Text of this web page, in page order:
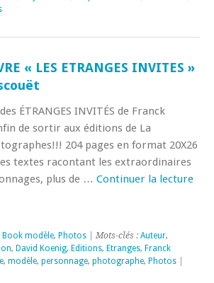
« LES ETRANGES INVITES »
ÉTRANGES INVITÉS de Franck
de sortir aux éditions de La
204 pages en format 20X26
textes racontant les extraordinaires
plus de … Continuer la lecture
Book modèle, Photos | Mots-clés : Auteur,
, David Koenig, Editions, Etranges, Franck
, modèle, personnage, photographe, Photos